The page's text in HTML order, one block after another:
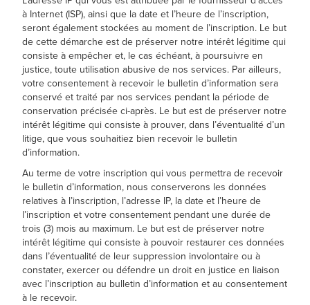
à Internet (ISP), ainsi que la date et l’heure de l’inscription,
seront également stockées au moment de l’inscription. Le but
de cette démarche est de préserver notre intérêt légitime qui
consiste à empêcher et, le cas échéant, à poursuivre en
justice, toute utilisation abusive de nos services. Par ailleurs,
votre consentement à recevoir le bulletin d’information sera
conservé et traité par nos services pendant la période de
conservation précisée ci-après. Le but est de préserver notre
intérêt légitime qui consiste à prouver, dans l’éventualité d’un
litige, que vous souhaitiez bien recevoir le bulletin
d’information.
Au terme de votre inscription qui vous permettra de recevoir
le bulletin d’information, nous conserverons les données
relatives à l’inscription, l’adresse IP, la date et l’heure de
l’inscription et votre consentement pendant une durée de
trois (3) mois au maximum. Le but est de préserver notre
intérêt légitime qui consiste à pouvoir restaurer ces données
dans l’éventualité de leur suppression involontaire ou à
constater, exercer ou défendre un droit en justice en liaison
avec l’inscription au bulletin d’information et au consentement
à le recevoir.